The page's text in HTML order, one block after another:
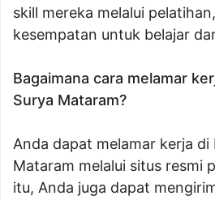
skill mereka melalui
kesempatan untuk belajar
Bagaimana cara melamar
Surya Mataram?
Anda dapat melamar kerja di
Mataram melalui situs resmi
itu, Anda juga dapat